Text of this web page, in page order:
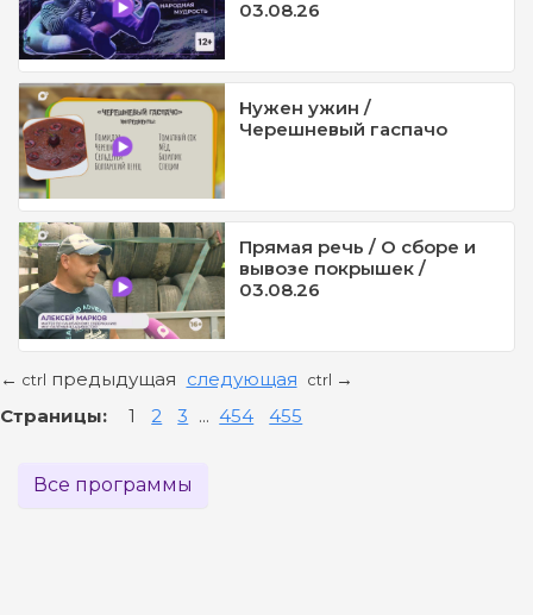
03.08.26
Нужен ужин /
Черешневый гаспачо
Прямая речь / О сборе и
вывозе покрышек /
03.08.26
← ctrl предыдущая следующая ctrl →
Страницы: 1 2 3 ... 454 455
Все программы